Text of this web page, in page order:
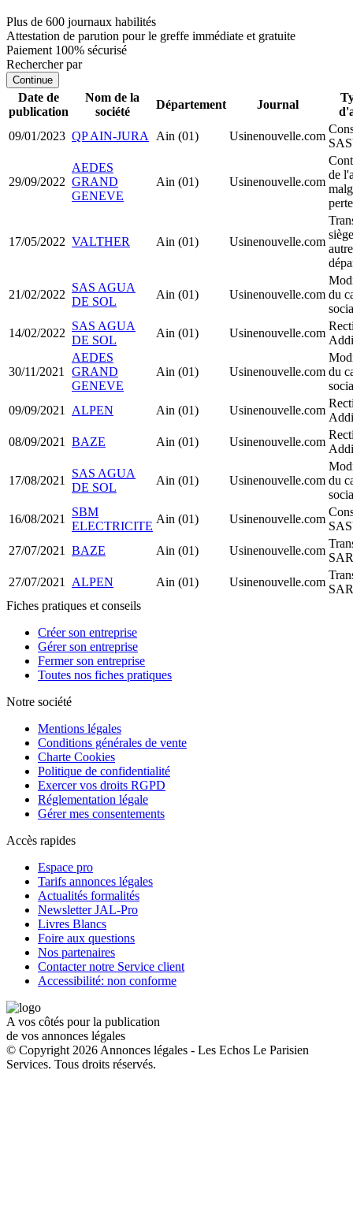
Plus de 600 journaux habilités
Attestation de parution pour le greffe immédiate et gratuite
Paiement 100% sécurisé
Rechercher par
Continue
Date de
publication
Nom de la
société
Département Journal
09/01/2023 QP AIN-JURA Ain (01) Usinenouvelle.com
29/09/2022
AEDES
GRAND
GENEVE
Ain (01) Usinenouvelle.com
de
17/05/2022 VALTHER Ain (01) Usinenouvelle.com
autre
21/02/2022
SAS AGUA
DE SOL
Ain (01) Usinenouvelle.com du
14/02/2022
SAS AGUA
DE SOL
Ain (01) Usinenouvelle.com
30/11/2021
AEDES
GRAND
GENEVE
Ain (01) Usinenouvelle.com du
09/09/2021
ALPEN Ain (01) Usinenouvelle.com
08/09/2021
BAZE Ain (01) Usinenouvelle.com
17/08/2021
SAS AGUA
DE SOL
Ain (01) Usinenouvelle.com du
16/08/2021
SBM
ELECTRICITE
Ain (01) Usinenouvelle.com
27/07/2021
BAZE Ain (01) Usinenouvelle.com
27/07/2021
ALPEN Ain (01) Usinenouvelle.com
Fiches pratiques et conseils
Créer son entreprise
Gérer son entreprise
Fermer son entreprise
Toutes nos fiches pratiques
Notre société
Mentions légales
Conditions générales de vente
Charte Cookies
Politique de confidentialité
Exercer vos droits RGPD
Réglementation légale
Gérer mes consentements
Accès rapides
Espace pro
Tarifs annonces légales
Actualités formalités
Newsletter JAL-Pro
Livres Blancs
Foire aux questions
Nos partenaires
Contacter notre Service client
Accessibilité: non conforme
A vos côtés pour la publication
de vos annonces légales
© Copyright 2026 Annonces légales - Les Echos Le Parisien
Services. Tous droits réservés.